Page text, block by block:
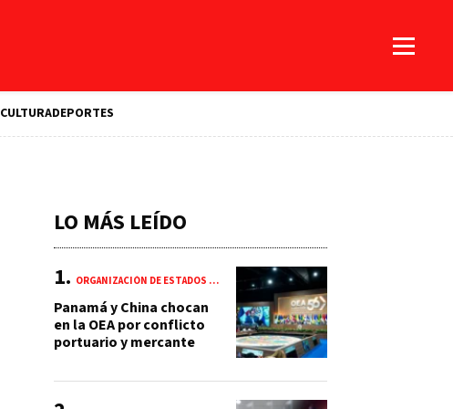
CULTURADEPORTES
LO MÁS LEÍDO
ORGANIZACIÓN DE ESTADOS AMERICANOS (OEA)
Panamá y China chocan
en la OEA por conflicto
portuario y mercante